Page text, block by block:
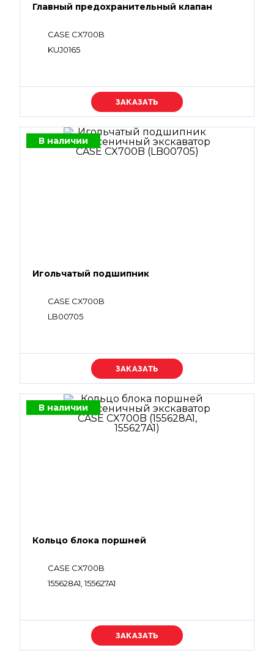
Главный предохранительный клапан
CASE CX700B
KUJ0165
Уточняйте цену
В наличии
Игольчатый подшипник
CASE CX700B
LB00705
Уточняйте цену
В наличии
Кольцо блока поршней
CASE CX700B
155628A1, 155627A1
Уточняйте цену